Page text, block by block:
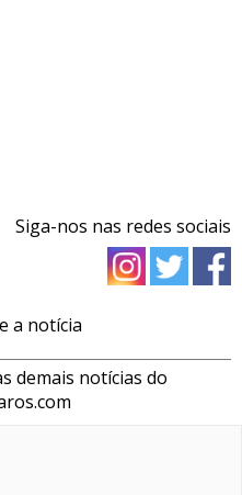
Siga-nos nas redes sociais
a notícia
demais notícias do